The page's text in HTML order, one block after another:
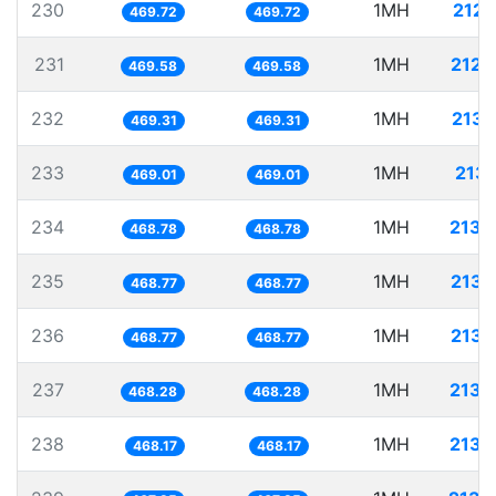
230 469.72 469.72 1MH
231 469.58 469.58 1MH
232 469.31 469.31 1MH
233 469.01 469.01 1MH
234 468.78 468.78 1MH
235 468.77 468.77 1MH
236 468.77 468.77 1MH
237 468.28 468.28 1MH
238 468.17 468.17 1MH